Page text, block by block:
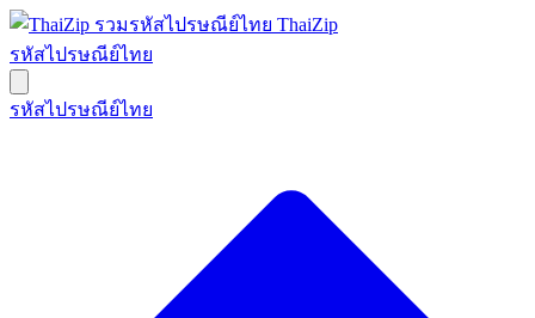
ThaiZip
รหัสไปรษณีย์ไทย
รหัสไปรษณีย์ไทย